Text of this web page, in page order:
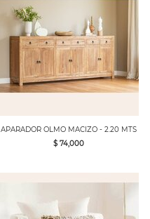
APARADOR OLMO MACIZO - 2.20 MTS
$ 74,000